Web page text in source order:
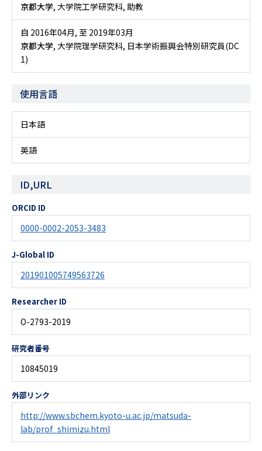
京都大学, 大学院工学研究科, 助教
自 2016年04月, 至 2019年03月
京都大学, 大学院理学研究科, 日本学術振興会特別研究員(DC
1)
使用言語
日本語
英語
ID,URL
ORCID ID
0000-0002-2053-3483
J-Global ID
201901005749563726
Researcher ID
O-2793-2019
研究者番号
10845019
外部リンク
http://www.sbchem.kyoto-u.ac.jp/matsuda-
lab/prof_shimizu.html